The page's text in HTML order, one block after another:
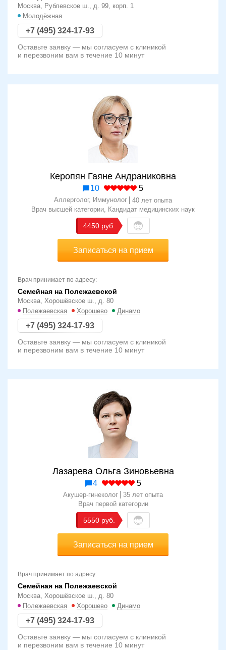
Москва, Рублевское ш., д. 99, корп. 1
Молодёжная
+7 (495) 324-17-93
Оставьте заявку — мы согласуем с клиникой
и перезвоним вам в течение 10 минут
Керопян Гаяне Андраниковна
10 5
Аллерголог, Иммунолог
40 лет опыта
Врач высшей категории Кандидат медицинских наук
4450
Записаться на прием
Врач принимает по адресу:
Семейная на Полежаевской
Москва, Хорошёвское ш., д. 80
Полежаевская
Хорошево Динамо
+7 (495) 324-17-93
Оставьте заявку — мы согласуем с клиникой
и перезвоним вам в течение 10 минут
Лазарева Ольга Зиновьевна
4 5
Акушер-гинеколог
35 лет опыта
Врач первой категории
5550
Записаться на прием
Врач принимает по адресу:
Семейная на Полежаевской
Москва, Хорошёвское ш., д. 80
Полежаевская
Хорошево Динамо
+7 (495) 324-17-93
Оставьте заявку — мы согласуем с клиникой
и перезвоним вам в течение 10 минут